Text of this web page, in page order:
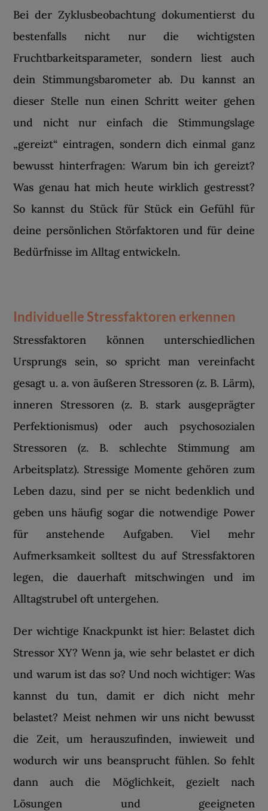
Bei der Zyklusbeobachtung dokumentierst du
bestenfalls nicht nur die wichtigsten
Fruchtbarkeitsparameter, sondern liest auch
dein Stimmungsbarometer ab. Du kannst an
dieser Stelle nun einen Schritt weiter gehen
und nicht nur einfach die Stimmungslage
„gereizt“ eintragen, sondern dich einmal ganz
bewusst hinterfragen: Warum bin ich gereizt?
Was genau hat mich heute wirklich gestresst?
So kannst du Stück für Stück ein Gefühl für
deine persönlichen Störfaktoren und für deine
Bedürfnisse im Alltag entwickeln.
Individuelle Stressfaktoren erkennen
Stressfaktoren können unterschiedlichen
Ursprungs sein, so spricht man vereinfacht
gesagt u. a. von äußeren Stressoren (z. B. Lärm),
inneren Stressoren (z. B. stark ausgeprägter
Perfektionismus) oder auch psychosozialen
Stressoren (z. B. schlechte Stimmung am
Arbeitsplatz). Stressige Momente gehören zum
Leben dazu, sind per se nicht bedenklich und
geben uns häufig sogar die notwendige Power
für anstehende Aufgaben. Viel mehr
Aufmerksamkeit solltest du auf Stressfaktoren
legen, die dauerhaft mitschwingen und im
Alltagstrubel oft untergehen.
Der wichtige Knackpunkt ist hier: Belastet dich
Stressor XY? Wenn ja, wie sehr belastet er dich
und warum ist das so? Und noch wichtiger: Was
kannst du tun, damit er dich nicht mehr
belastet? Meist nehmen wir uns nicht bewusst
die Zeit, um herauszufinden, inwieweit und
wodurch wir uns beansprucht fühlen. So fehlt
dann auch die Möglichkeit, gezielt nach
Lösungen und geeigneten